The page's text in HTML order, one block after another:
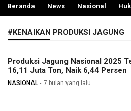
Beranda News Nasional
#KENAIKAN PRODUKSI JAGUNG
Produksi Jagung Nasional 2025
16,11 Juta Ton, Naik 6,44 Persen
NASIONAL 7 bulan yang lalu